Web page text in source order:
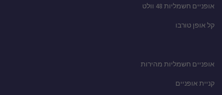
אופניים חשמליות 48 וולט
קל אופן טורבו
אופניים חשמליות מהירות
קניית אופניים